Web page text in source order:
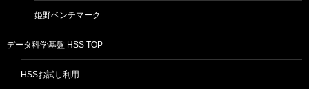
姫野ベンチマーク
データ科学基盤 HSS TOP
HSSお試し利用